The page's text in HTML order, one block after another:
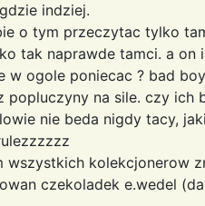
indziej.
o tym przeczytac tylko
tak naprawde tamci. a on
w ogole poniecac ? bad
popluczyny na sile. czy ich
nie beda nigdy tacy,
wszystkich kolekcjonerow
czekoladek e.wedel